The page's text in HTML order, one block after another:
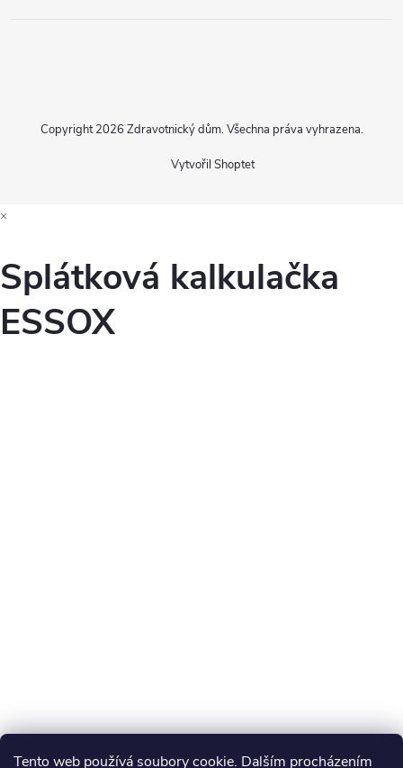
Tento web používá soubory cookie. Dalším procházením
Vytvořil Shoptet
Copyright 2026 Zdravotnický dům. Všechna práva vyhrazena.
×
Splátková kalkulačka
ESSOX